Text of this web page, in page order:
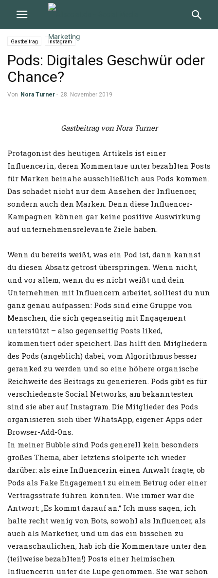
Gastbeitrag Instagram
Pods: Digitales Geschwür oder
Chance?
Von Nora Turner - 28. November 2019
Gastbeitrag von Nora Turner
Protagonist des heutigen Artikels ist einer
Influencerin, deren Kommentare unter bezahlten Posts
für Marken beinahe ausschließlich aus Pods kommen.
Das schadet nicht nur dem Ansehen der Influencer,
sondern auch den Marken. Denn diese Influencer-
Kampagnen können gar keine positive Auswirkung
auf unternehmensrelevante Ziele haben.
Wenn du bereits weißt, was ein Pod ist, dann kannst
du diesen Absatz getrost überspringen. Wenn nicht,
und vor allem, wenn du es nicht weißt und dein
Unternehmen mit Influencern arbeitet, solltest du nun
ganz genau aufpassen: Pods sind eine Gruppe von
Menschen, die sich gegenseitig mit Engagement
unterstützt – also gegenseitig Posts liked,
kommentiert oder speichert. Das hilft den Mitgliedern
des Pods (angeblich) dabei, vom Algorithmus besser
geranked zu werden und so eine höhere organische
Reichweite des Beitrags zu generieren. Pods gibt es für
verschiedenste Social Networks, am bekanntesten
sind sie aber auf Instagram. Die Mitglieder des Pods
organisieren sich über WhatsApp, eigener Apps oder
Browser-Add-Ons.
In meiner Bubble sind Pods generell kein besonders
großes Thema, aber letztens stolperte ich wieder
darüber: als eine Influencerin einen Anwalt fragte, ob
Pods als Fake Engagement zu einem Betrug oder einer
Vertragsstrafe führen könnten. Wie immer war die
Antwort: „Es kommt darauf an.“ Ich muss sagen, ich
halte recht wenig von Bots, sowohl als Influencer, als
auch als Marketier, und um das ein bisschen zu
veranschaulichen, hab ich die Kommentare unter den
(teilweise bezahlten!) Posts einer heimischen
Influencerin unter die Lupe genommen. Sie war schon